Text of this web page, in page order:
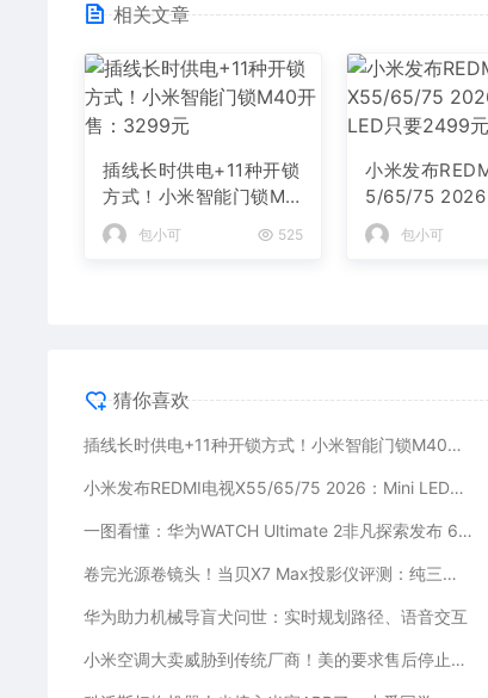
相关文章
插线长时供电+11种开锁
方式！小米智能门锁M4
0开售：3299元
包小可 525
小米发布
5/65/75 2026
ED只要2499元
包小可
猜你喜欢
插线长时供电+11种开锁方式！小米智能门锁M40开售：3299元
小米发布REDMI电视X55/65/75 2026：Mini LED只要2499元起
一图看懂：华为WATCH Ultimate 2非凡探索发布 6499元起
卷完光源卷镜头！当贝X7 Max投影仪评测：纯三色激光已普及 镜头移轴新赛道出现！
华为助力机械导盲犬问世：实时规划路径、语音交互
小米空调大卖威胁到传统厂商！美的要求售后停止小米和格力业务：官方回应